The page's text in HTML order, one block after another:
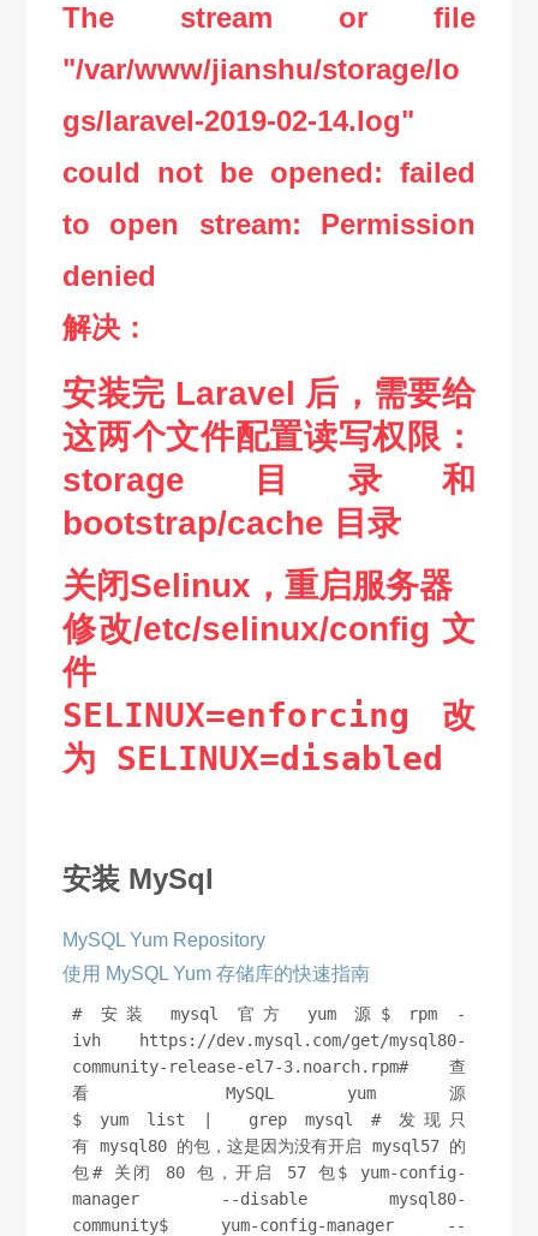
The stream or file
"/var/www/jianshu/storage/lo
gs/laravel-2019-02-14.log"
could not be opened: failed
to open stream: Permission
denied
解决：
安装完 Laravel 后，需要给
这两个文件配置读写权限：
storage 目录和
bootstrap/cache 目录
关闭Selinux，重启服务器
修改/etc/selinux/config 文
件
SELINUX=enforcing 改
为 SELINUX=disabled
安装 MySql
MySQL Yum Repository
使用 MySQL Yum 存储库的快速指南
# 安装 mysql 官方 yum 源$ rpm -
ivh https://dev.mysql.com/get/mysql80-
community-release-el7-3.noarch.rpm# 查
看 MySQL yum 源
$ yum list |  grep mysql # 发现只
有 mysql80 的包，这是因为没有开启 mysql57 的
包# 关闭 80 包，开启 57 包$ yum-config-
manager --disable mysql80-
community$ yum-config-manager --